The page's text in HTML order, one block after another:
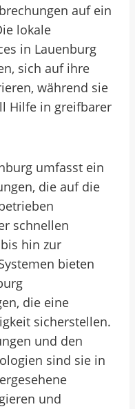
auf ein
lokale
in Lauenburg
sich auf ihre
während sie
Hilfe in greifbarer
umfasst ein
die auf die
schnellen
hin zur
bieten
die eine
sicherstellen.
und den
sind sie in
und